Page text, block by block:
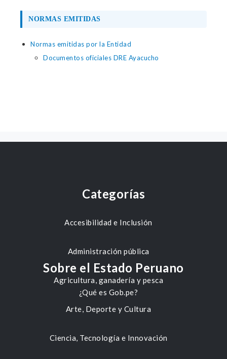
NORMAS EMITIDAS
Normas emitidas por la Entidad
Documentos oficiales DRE Ayacucho
Categorías
Accesibilidad e Inclusión
Administración pública
Agricultura, ganadería y pesca
Arte, Deporte y Cultura
Ciencia, Tecnología e Innovación
Sobre el Estado Peruano
¿Qué es Gob.pe?